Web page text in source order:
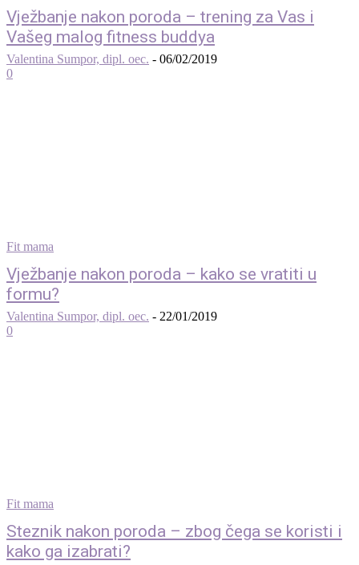
Vježbanje nakon poroda – trening za Vas i
Vašeg malog fitness buddya
Valentina Sumpor, dipl. oec. - 06/02/2019
0
Fit mama
Vježbanje nakon poroda – kako se vratiti u
formu?
Valentina Sumpor, dipl. oec. - 22/01/2019
0
Fit mama
Steznik nakon poroda – zbog čega se koristi i
kako ga izabrati?